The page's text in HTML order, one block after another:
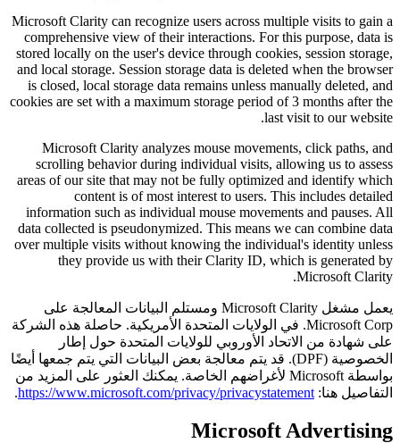
Microsoft Clarity can recognize users across multiple visits to gain a
comprehensive view of their interactions. For this purpose, data is
stored locally on the user's device through cookies, session storage,
and local storage. Session storage data is deleted when the browser
is closed, local storage data remains unless manually deleted, and
cookies are set with a maximum storage period of 3 months after the
last visit to our website.
Microsoft Clarity analyzes mouse movements, click paths, and
scrolling behavior during individual visits, allowing us to assess
areas of our site that may not be fully optimized and identify which
content is of most interest to users. This includes detailed
information such as individual mouse movements and pauses. All
data collected is pseudonymized. This means we can combine data
over multiple visits without knowing the individual's identity unless
they provide us with their Clarity ID, which is generated by
Microsoft Clarity.
يعمل مشغل Microsoft Clarity ومستلم البيانات المعالجة على
Microsoft Corp. في الولايات المتحدة الأمريكية. حاصلة هذه الشركة
على شهادة من الاتحاد الأوروبي للولايات المتحدة حول إطار
الخصوصية (DPF). قد يتم معالجة بعض البيانات التي يتم جمعها أيضًا
بواسطة Microsoft لأغراضهم الخاصة. يمكنك العثور على المزيد من
التفاصيل هنا: https://www.microsoft.com/privacy/privacystatement
.
Microsoft Advertising